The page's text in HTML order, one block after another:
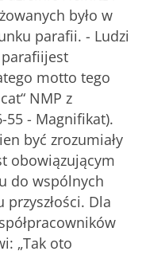
było w
parafii. - Ludzi
parafiijest
motto tego
NMP z
55 - Magnifikat).
być zrozumiały
obowiązującym
do wspólnych
Dla
„Tak oto